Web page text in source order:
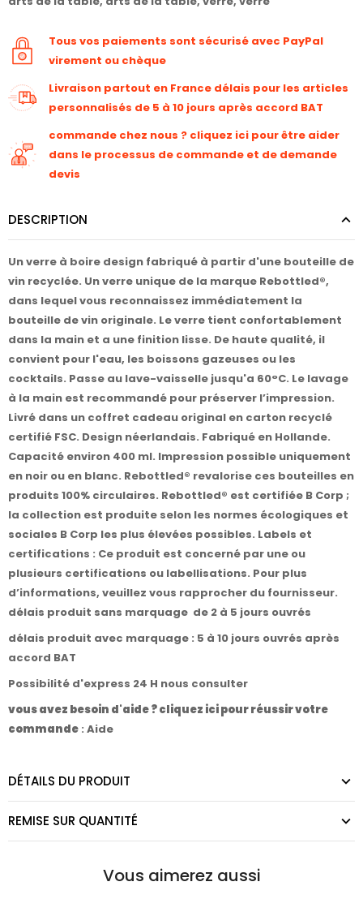
Tous vos paiements sont sécurisé avec PayPal
virement ou chèque
Livraison partout en France délais pour les articles
personnalisés de 5 à 10 jours après accord BAT
commande chez nous ? cliquez ici pour être aider
dans le processus de commande et de demande
devis
DESCRIPTION
Un verre à boire design fabriqué à partir d'une bouteille de
vin recyclée. Un verre unique de la marque Rebottled®,
dans lequel vous reconnaissez immédiatement la
bouteille de vin originale. Le verre tient confortablement
dans la main et a une finition lisse. De haute qualité, il
convient pour l'eau, les boissons gazeuses ou les
cocktails. Passe au lave-vaisselle jusqu'a 60°C. Le lavage
à la main est recommandé pour préserver l’impression.
Livré dans un coffret cadeau original en carton recyclé
certifié FSC. Design néerlandais. Fabriqué en Hollande.
Capacité environ 400 ml. Impression possible uniquement
en noir ou en blanc. Rebottled® revalorise ces bouteilles en
produits 100% circulaires. Rebottled® est certifiée B Corp ;
la collection est produite selon les normes écologiques et
sociales B Corp les plus élevées possibles. Labels et
certifications : Ce produit est concerné par une ou
plusieurs certifications ou labellisations. Pour plus
d’informations, veuillez vous rapprocher du fournisseur.
délais produit sans marquage de 2 à 5 jours ouvrés
délais produit avec marquage : 5 à 10 jours ouvrés après
accord BAT
Possibilité d'express 24 H nous consulter
vous avez besoin d'aide ? cliquez ici pour réussir votre
commande : Aide
DÉTAILS DU PRODUIT
REMISE SUR QUANTITÉ
Vous aimerez aussi